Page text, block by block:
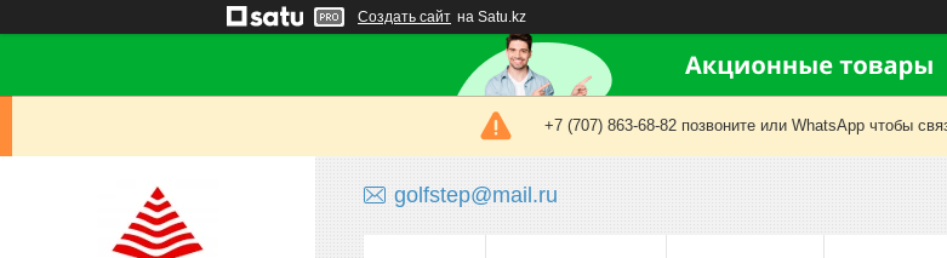
Создать сайт на Satu.kz
+7 (707) 863-68-82 позвоните или WhatsApp чтобы
golfstep@mail.ru